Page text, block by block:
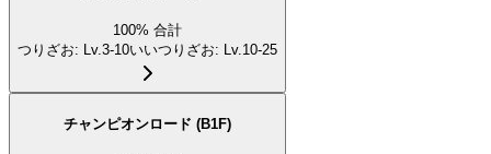
100% 合計
つりざお: Lv.3-10いいつりざお: Lv.10-25
チャンピオンロード (B1F)